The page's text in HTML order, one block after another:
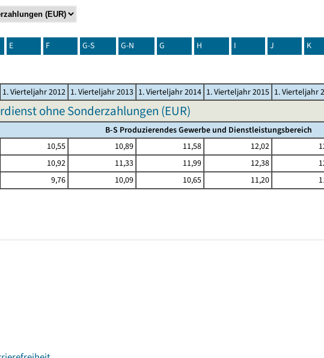
E F G-S G-N G H I J K
1. Vierteljahr 2012 1. Vierteljahr 2013 1. Vierteljahr 2014 1. Vierteljahr 2015 1. Vierteljahr
ohne Sonderzahlungen (EUR)
B-S Produzierendes Gewerbe und Dienstleistungsbereich
10,55 10,89 11,58 12,02
10,92 11,33 11,99 12,38
9,76 10,09 10,65 11,20